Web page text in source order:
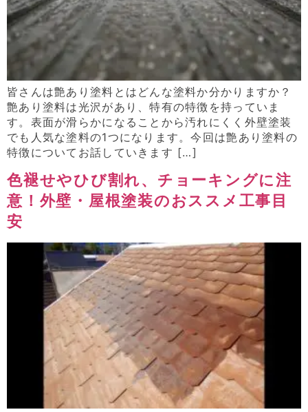
皆さんは艶あり塗料とはどんな塗料か分かりますか？
艶あり塗料は光沢があり、特有の特徴を持っていま
す。表面が滑らかになることから汚れにくく外壁塗装
でも人気な塗料の1つになります。今回は艶あり塗料の
特徴についてお話していきます […]
色褪せやひび割れ、チョーキングに注
意！外壁・屋根塗装のおススメ工事目
安